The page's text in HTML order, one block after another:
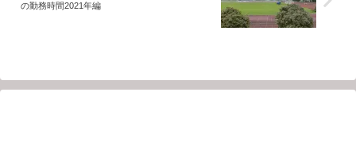
の勤務時間2021年編